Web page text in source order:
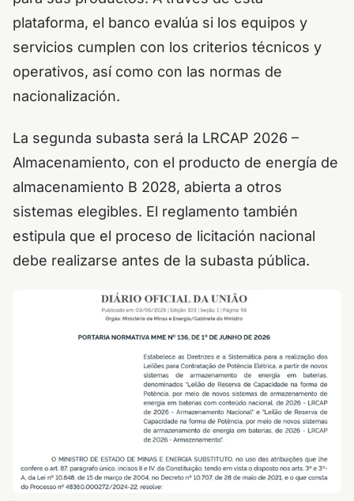
plataforma, el banco evalúa si los equipos y
servicios cumplen con los criterios técnicos y
operativos, así como con las normas de
nacionalización.
La segunda subasta será la LRCAP 2026 –
Almacenamiento, con el producto de energía de
almacenamiento B 2028, abierta a otros
sistemas elegibles. El reglamento también
estipula que el proceso de licitación nacional
debe realizarse antes de la subasta pública.